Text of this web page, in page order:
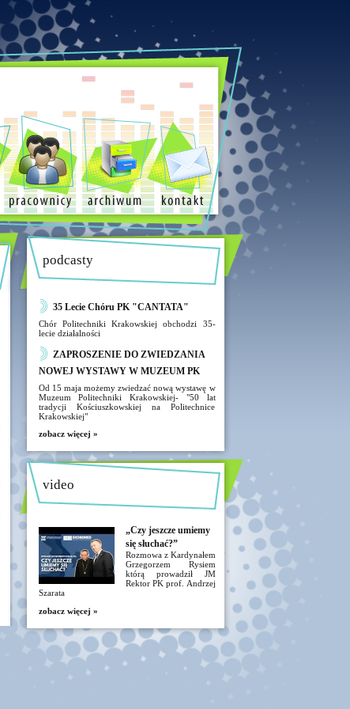
podcasty
35 Lecie Chóru PK "CANTATA"
Chór Politechniki Krakowskiej obchodzi 35-
lecie działalności
ZAPROSZENIE DO ZWIEDZANIA
NOWEJ WYSTAWY W MUZEUM PK
Od 15 maja możemy zwiedzać nową wystawę w
Muzeum Politechniki Krakowskiej- "50 lat
tradycji Kościuszkowskiej na Politechnice
Krakowskiej"
zobacz więcej »
video
„Czy jeszcze umiemy
się słuchać?”
Rozmowa z Kardynałem
Grzegorzem Rysiem
którą prowadził JM
Rektor PK prof. Andrzej
Szarata
zobacz więcej »